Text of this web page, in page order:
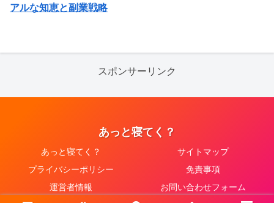
アルな知恵と副業戦略
スポンサーリンク
あっと寝てく？
あっと寝てく？
サイトマップ
プライバシーポリシー
免責事項
運営者情報
お問い合わせフォーム